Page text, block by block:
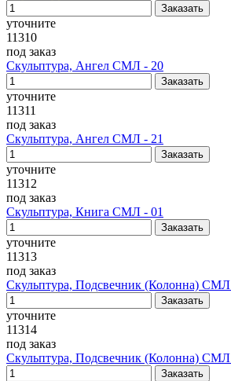
уточните
11310
под заказ
Скульптура, Ангел СМЛ - 20
уточните
11311
под заказ
Скульптура, Ангел СМЛ - 21
уточните
11312
под заказ
Скульптура, Книга СМЛ - 01
уточните
11313
под заказ
Скульптура, Подсвечник (Колонна) СМЛ
уточните
11314
под заказ
Скульптура, Подсвечник (Колонна) СМЛ